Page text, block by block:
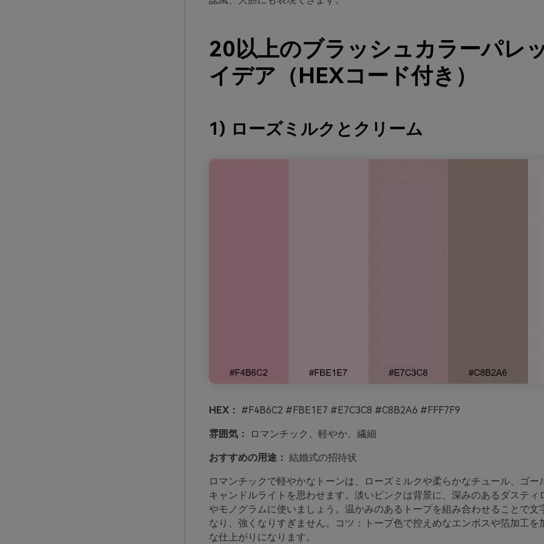
20以上のブラッシュカラーパレ
イデア（HEXコード付き）
1) ローズミルクとクリーム
HEX： #F4B6C2 #FBE1E7 #E7C3C8 #C8B2A6 #FFF7F9
雰囲気： ロマンチック、軽やか、繊細
おすすめの用途： 結婚式の招待状
ロマンチックで軽やかなトーンは、ローズミルクや柔らかなチュール、ゴー
キャンドルライトを思わせます。淡いピンクは背景に、深みのあるダスティ
やモノグラムに使いましょう。温かみのあるトープを組み合わせることで文
なり、強くなりすぎません。コツ：トープ色で控えめなエンボスや箔加工を
な仕上がりになります。